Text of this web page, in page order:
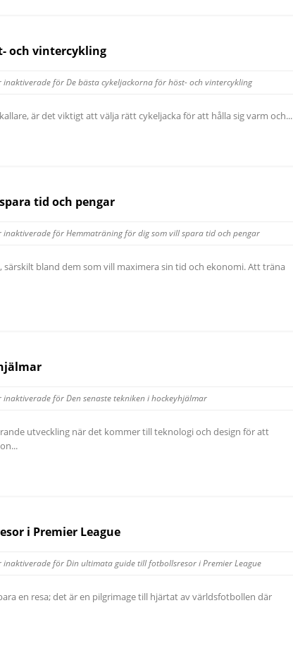
och vintercykling
inaktiveradeför De bästa cykeljackorna för höst- och vintercykling
är det viktigt att välja rätt cykeljacka för att hålla sig varm och...
tid och pengar
inaktiveradeför Hemmaträning för dig som vill spara tid och pengar
bland dem som vill maximera sin tid och ekonomi. Att träna
inaktiveradeför Den senaste tekniken i hockeyhjälmar
utveckling när det kommer till teknologi och design för att
i Premier League
inaktiveradeför Din ultimata guide till fotbollsresor i Premier League
en resa; det är en pilgrimage till hjärtat av världsfotbollen där